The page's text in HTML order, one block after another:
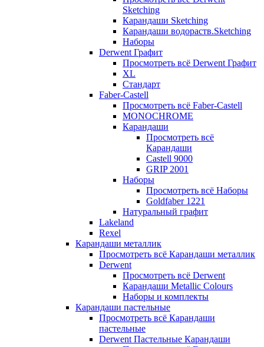
Sketching
Карандаши Sketching
Карандаши водораств.Sketching
Наборы
Derwent Графит
Просмотреть всё Derwent Графит
XL
Стандарт
Faber-Castell
Просмотреть всё Faber-Castell
MONOCHROME
Карандаши
Просмотреть всё
Карандаши
Castell 9000
GRIP 2001
Наборы
Просмотреть всё Наборы
Goldfaber 1221
Натуральный графит
Lakeland
Rexel
Карандаши металлик
Просмотреть всё Карандаши металлик
Derwent
Просмотреть всё Derwent
Карандаши Metallic Colours
Наборы и комплекты
Карандаши пастельные
Просмотреть всё Карандаши
пастельные
Derwent Пастельные Карандаши